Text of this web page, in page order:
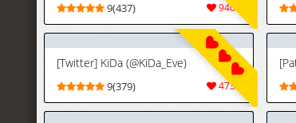
9407
9(437)
[Twitter] KiDa (@KiDa_Eve)
4736
9(379)